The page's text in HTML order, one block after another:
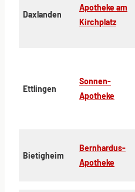
Daxlanden
Apotheke am
Kirchplatz
Ettlingen
Sonnen-
Apotheke
Bietigheim
Bernhardus-
Apotheke